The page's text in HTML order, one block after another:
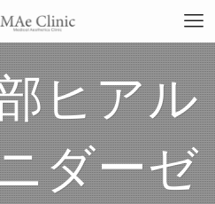
当
ヒアル
ダーゼ